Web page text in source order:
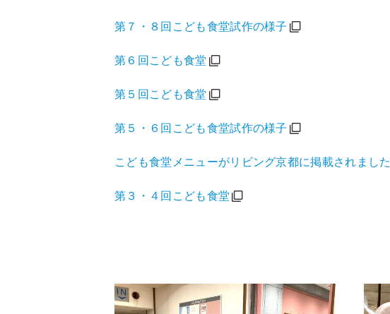
第７・８回こども食堂試作の様子
第６回こども食堂
第５回こども食堂
第５・６回こども食堂試作の様子
こども食堂メニューがリビング京都に掲載されました
第３・４回こども食堂